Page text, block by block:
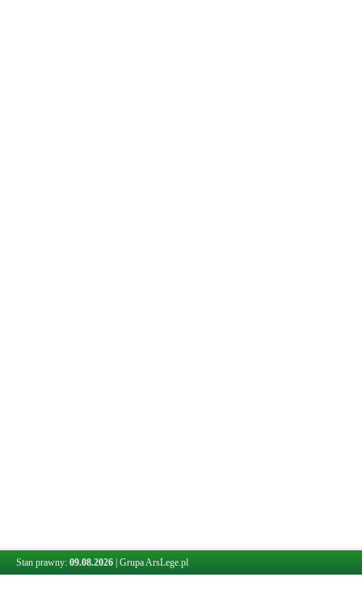
Stan prawny: 09.08.2026 Grupa ArsLege.pl